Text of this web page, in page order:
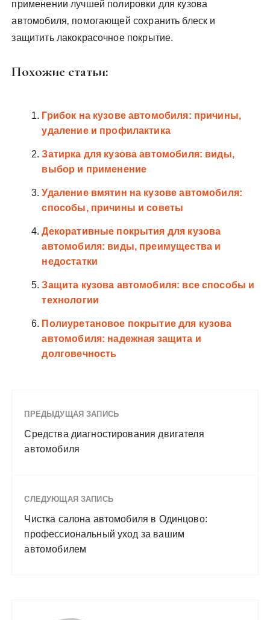
применении лучшей полировки для кузова
автомобиля‚ помогающей сохранить блеск и
защитить лакокрасочное покрытие.
Похожие статьи:
Грибок на кузове автомобиля: причины,
удаление и профилактика
Затирка для кузова автомобиля: виды,
выбор и применение
Удаление вмятин на кузове автомобиля:
способы, причины и советы
Декоративные покрытия для кузова
автомобиля: виды, преимущества и
недостатки
Защита кузова автомобиля: все способы и
технологии
Полиуретановое покрытие для кузова
автомобиля: надежная защита и
долговечность
ПРЕДЫДУЩАЯ ЗАПИСЬ
Средства диагностирования двигателя
автомобиля
СЛЕДУЮЩАЯ ЗАПИСЬ
Чистка салона автомобиля в Одинцово:
профессиональный уход за вашим
автомобилем